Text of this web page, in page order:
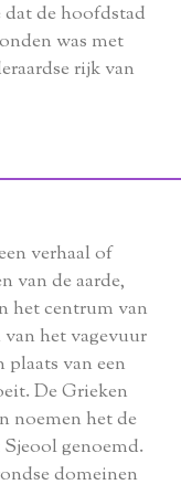
de hoofdstad
was met
rijk van
verhaal of
van de aarde,
het centrum van
van het vagevuur
plaats van een
De Grieken
noemen het de
genoemd.
domeinen